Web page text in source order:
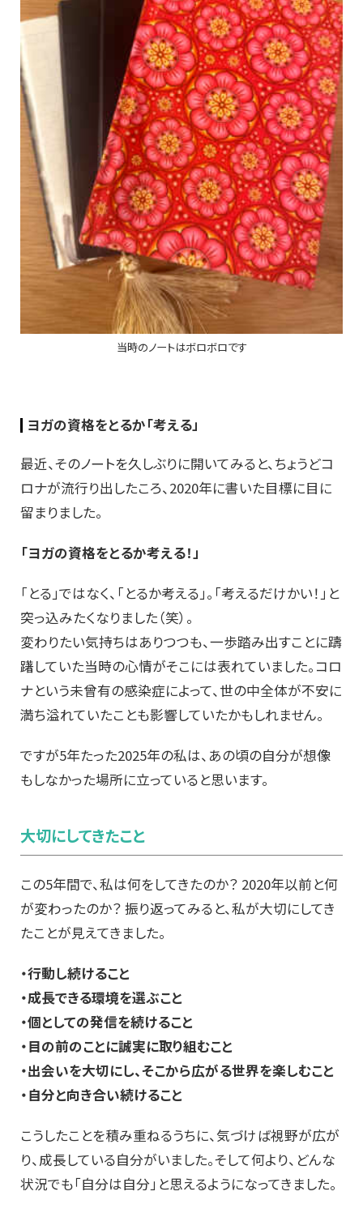
当時のノートはボロボロです
ヨガの資格をとるか「考える」
最近、そのノートを久しぶりに開いてみると、ちょうどコ
ロナが流行り出したころ、2020年に書いた目標に目に
留まりました。
「ヨガの資格をとるか考える！」
「とる」ではなく、「とるか考える」。「考えるだけかい！」と
突っ込みたくなりました（笑）。
変わりたい気持ちはありつつも、一歩踏み出すことに躊
躇していた当時の心情がそこには表れていました。コロ
ナという未曾有の感染症によって、世の中全体が不安に
満ち溢れていたことも影響していたかもしれません。
ですが5年たった2025年の私は、あの頃の自分が想像
もしなかった場所に立っていると思います。
大切にしてきたこと
この5年間で、私は何をしてきたのか？ 2020年以前と何
が変わったのか？ 振り返ってみると、私が大切にしてき
たことが見えてきました。
・行動し続けること
・成長できる環境を選ぶこと
・個としての発信を続けること
・目の前のことに誠実に取り組むこと
・出会いを大切にし、そこから広がる世界を楽しむこと
・自分と向き合い続けること
こうしたことを積み重ねるうちに、気づけば視野が広が
り、成長している自分がいました。そして何より、どんな
状況でも「自分は自分」と思えるようになってきました。